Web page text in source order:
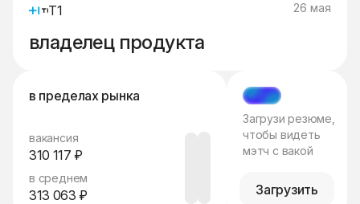
Т1 26 мая
владелец продукта
в пределах рынка
вакансия
310 117 ₽
в среднем
313 063 ₽
МЭТЧ
Загрузи резюме,
чтобы видеть
мэтч с вакой
Загрузить